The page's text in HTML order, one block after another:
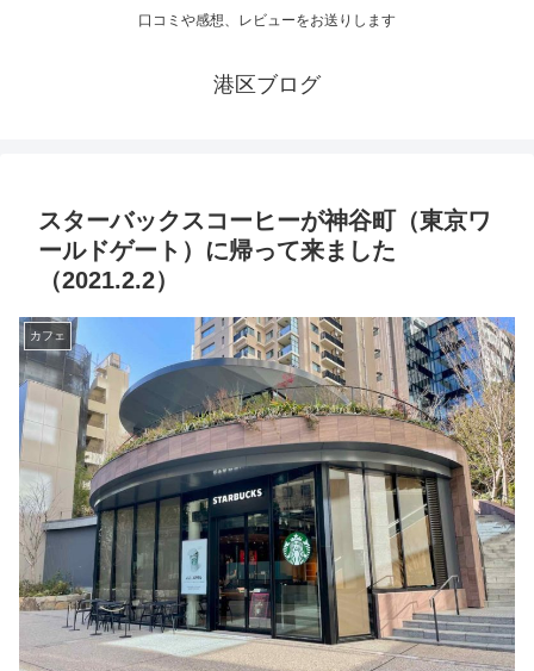
口コミや感想、レビューをお送りします
港区ブログ
スターバックスコーヒーが神谷町（東京ワ
ールドゲート）に帰って来ました
（2021.2.2）
カフェ